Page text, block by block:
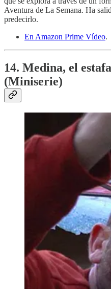
Aventura de La Semana. Ha
predecirlo.
En Amazon Prime Vídeo.
14. Medina, el
(Miniserie)